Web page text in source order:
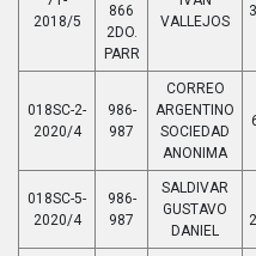
2018/5
866
2DO.
PARR
VALLEJOS
018SC-2-
2020/4
986-
987
CORREO
ARGENTINO
SOCIEDAD
ANONIMA
018SC-5-
2020/4
986-
987
SALDIVAR
GUSTAVO
DANIEL